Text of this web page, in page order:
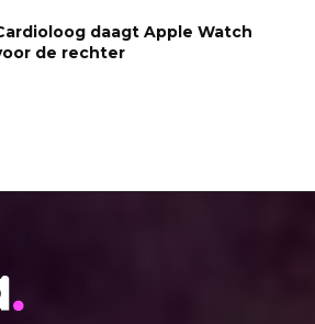
daagt Apple Watch
de rechter